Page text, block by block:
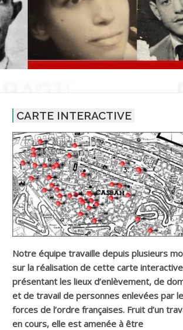
CARTE INTERACTIVE
Notre équipe travaille depuis plusieurs
sur la réalisation de cette carte interactive
présentant les lieux d’enlèvement, de
et de travail de personnes enlevées par
forces de l’ordre françaises. Fruit d’un
en cours, elle est amenée à être